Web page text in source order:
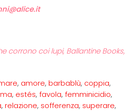
corrono coi lupi, Ballantine Books,
, amore, barbablù, coppia,
, estés, favola, femminicidio,
, relazione, sofferenza, superare,